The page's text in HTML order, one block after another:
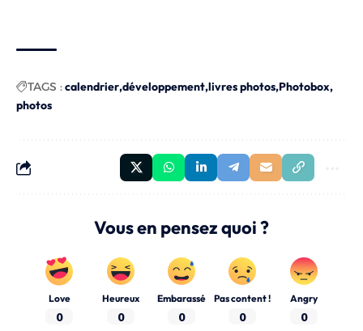
TAGS :calendrier développement livres photos Photobox
photos
Vous en pensez quoi ?
Love
0
Heureux
0
Embarassé
0
Pas content !
0
Angry
0